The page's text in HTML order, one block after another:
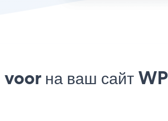
на ваш сайт